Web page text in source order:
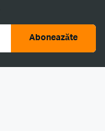
Aboneazăte